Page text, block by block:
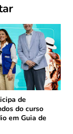
de
do curso
em Guia de